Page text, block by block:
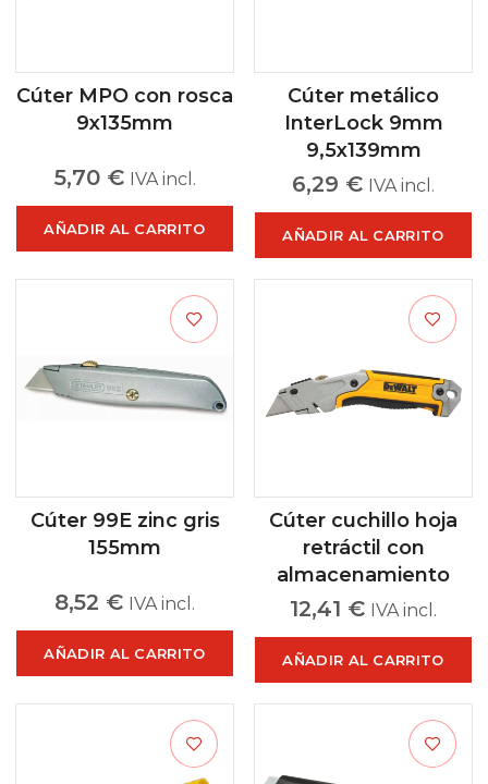
Cúter MPO con rosca
9x135mm
5,70 € IVA incl.
AÑADIR AL CARRITO
Cúter metálico
InterLock 9mm
9,5x139mm
6,29 € IVA incl.
AÑADIR AL CARRITO
Cúter 99E zinc gris
155mm
8,52 € IVA incl.
AÑADIR AL CARRITO
Cúter cuchillo hoja
retráctil con
almacenamiento
12,41 € IVA incl.
AÑADIR AL CARRITO